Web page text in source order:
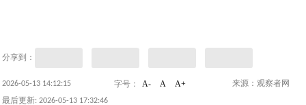
分享到：
2026-05-13 14:12:15 字号： A- A A+ 来源：观察者网
最后更新: 2026-05-13 17:32:46